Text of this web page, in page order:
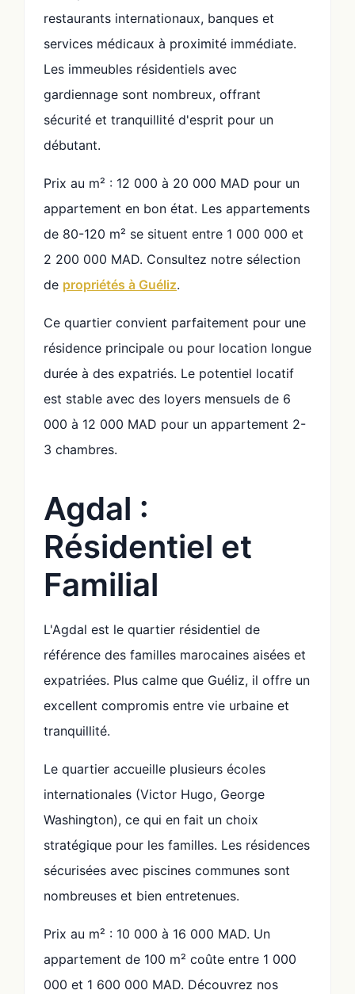
restaurants internationaux, banques et
services médicaux à proximité immédiate.
Les immeubles résidentiels avec
gardiennage sont nombreux, offrant
sécurité et tranquillité d'esprit pour un
débutant.
Prix au m² : 12 000 à 20 000 MAD pour un
appartement en bon état. Les appartements
de 80-120 m² se situent entre 1 000 000 et
2 200 000 MAD. Consultez notre sélection
de propriétés à Guéliz.
Ce quartier convient parfaitement pour une
résidence principale ou pour location longue
durée à des expatriés. Le potentiel locatif
est stable avec des loyers mensuels de 6
000 à 12 000 MAD pour un appartement 2-
3 chambres.
Agdal :
Résidentiel et
Familial
L'Agdal est le quartier résidentiel de
référence des familles marocaines aisées et
expatriées. Plus calme que Guéliz, il offre un
excellent compromis entre vie urbaine et
tranquillité.
Le quartier accueille plusieurs écoles
internationales (Victor Hugo, George
Washington), ce qui en fait un choix
stratégique pour les familles. Les résidences
sécurisées avec piscines communes sont
nombreuses et bien entretenues.
Prix au m² : 10 000 à 16 000 MAD. Un
appartement de 100 m² coûte entre 1 000
000 et 1 600 000 MAD. Découvrez nos